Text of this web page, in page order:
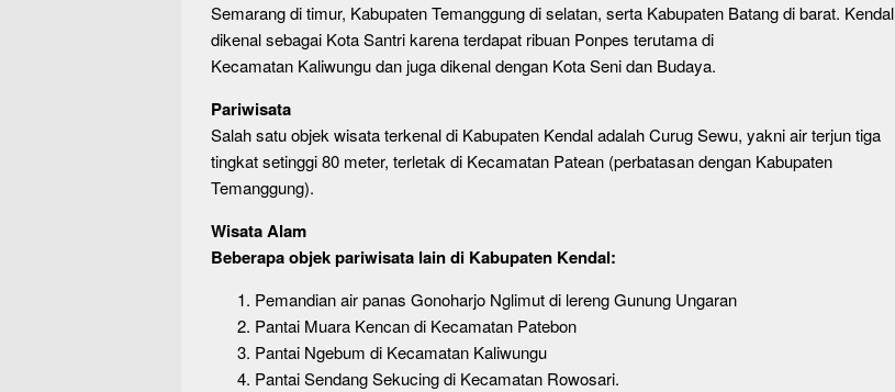
Semarang di timur, Kabupaten Temanggung di selatan, serta Kabupaten Batang di barat. Kendal
dikenal sebagai Kota Santri karena terdapat ribuan Ponpes terutama di
Kecamatan Kaliwungu dan juga dikenal dengan Kota Seni dan Budaya.
Pariwisata
Salah satu objek wisata terkenal di Kabupaten Kendal adalah Curug Sewu, yakni air terjun tiga
tingkat setinggi 80 meter, terletak di Kecamatan Patean (perbatasan dengan Kabupaten
Temanggung).
Wisata Alam
Beberapa objek pariwisata lain di Kabupaten Kendal:
Pemandian air panas Gonoharjo Nglimut di lereng Gunung Ungaran
Pantai Muara Kencan di Kecamatan Patebon
Pantai Ngebum di Kecamatan Kaliwungu
Pantai Sendang Sekucing di Kecamatan Rowosari.